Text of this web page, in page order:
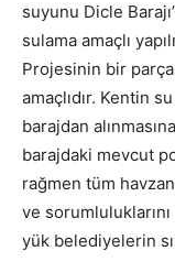
suyunu Dicle
sulama amaçlı
Projesinin bir
amaçlıdır. Kentin
barajdan
barajdaki mevcut
rağmen tüm
ve
yük belediyelerin